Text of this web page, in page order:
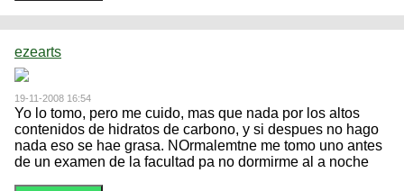
ezearts
19-11-2008 16:54
Yo lo tomo, pero me cuido, mas que nada por los altos
contenidos de hidratos de carbono, y si despues no hago
nada eso se hae grasa. NOrmalemtne me tomo uno antes
de un examen de la facultad pa no dormirme al a noche